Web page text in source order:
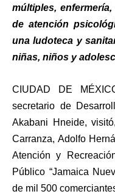
múltiples,
de atención
una ludoteca y
niñas, niños y
CIUDAD DE
secretario de
Akabani Hneide,
Carranza, Adolfo
Atención y
Público “Jamaica
de mil 500